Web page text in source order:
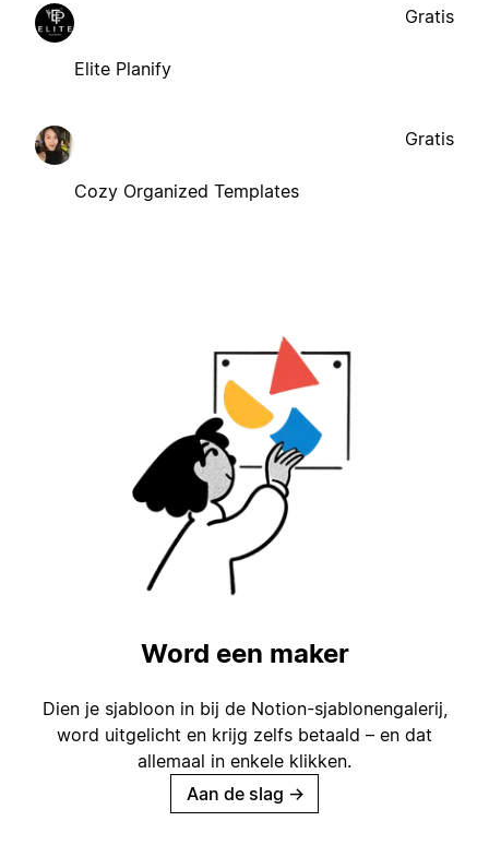
Elite Planify
Gratis
Cozy Organized Templates
Gratis
Word een maker
Dien je sjabloon in bij de Notion-sjablonengalerij,
word uitgelicht en krijg zelfs betaald – en dat
allemaal in enkele klikken.
Aan de slag →